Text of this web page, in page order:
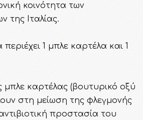
κοινότητα των
της Ιταλίας.
1 μπλε καρτέλα και 1
μπλε καρτέλας (βουτυρικό οξύ
στη μείωση της φλεγμονής
προστασία του